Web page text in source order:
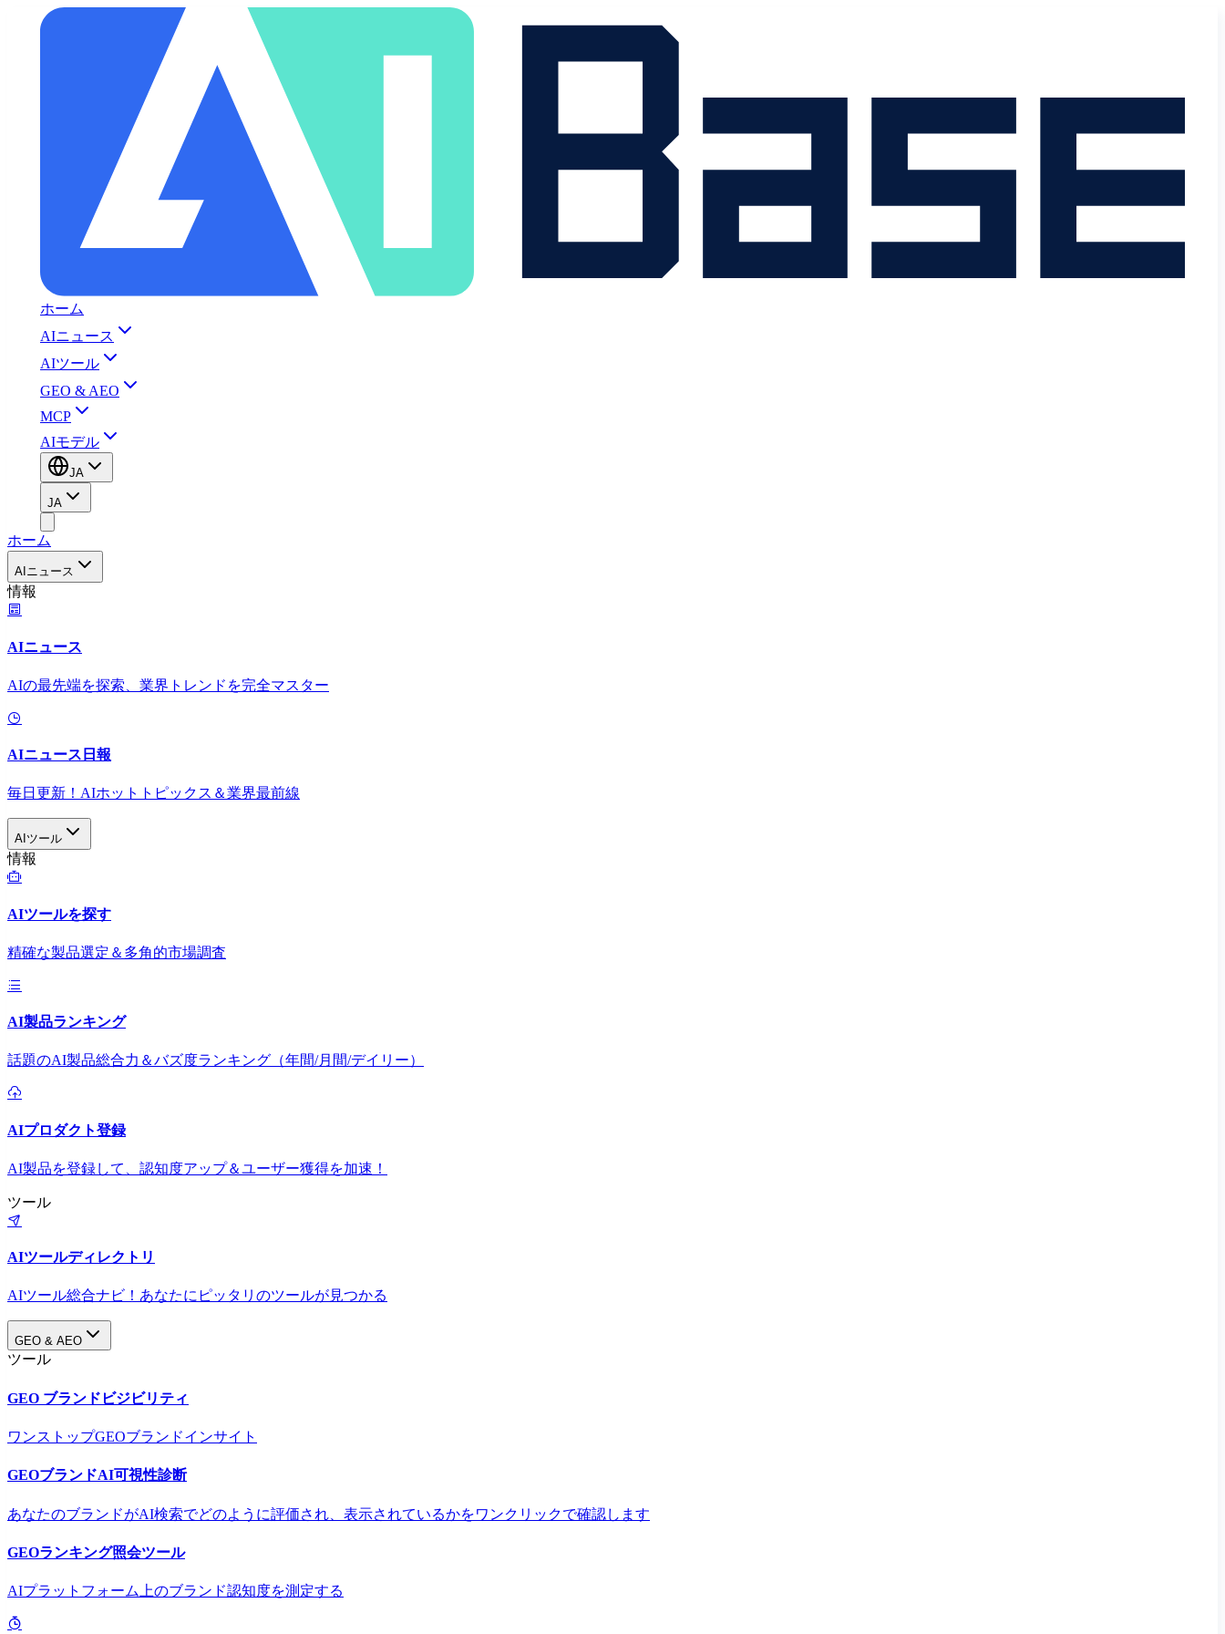
ホーム
AIニュース
AIツール
GEO & AEO
MCP
AIモデル
JA
JA
ホーム
AIニュース
情報
AIニュース
AIの最先端を探索、業界トレンドを完全マスター
AIニュース日報
毎日更新！AIホットトピックス＆業界最前線
AIツール
情報
AIツールを探す
精確な製品選定＆多角的市場調査
AI製品ランキング
話題のAI製品総合力＆バズ度ランキング（年間/月間/デイリー）
AIプロダクト登録
AI製品を登録して、認知度アップ＆ユーザー獲得を加速！
ツール
AIツールディレクトリ
AIツール総合ナビ！あなたにピッタリのツールが見つかる
GEO & AEO
ツール
GEO ブランドビジビリティ
ワンストップGEOブランドインサイト
GEOブランドAI可視性診断
あなたのブランドがAI検索でどのように評価され、表示されているかをワンクリックで確認します
GEOランキング照会ツール
AIプラットフォーム上のブランド認知度を測定する